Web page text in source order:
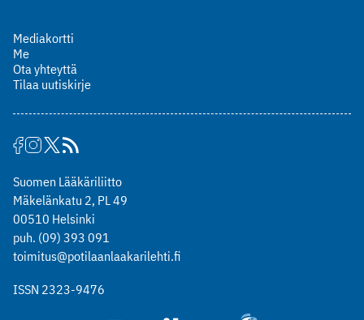
Mediakortti
Me
Ota yhteyttä
Tilaa uutiskirje
Suomen Lääkäriliitto
Mäkelänkatu 2, PL 49
00510 Helsinki
puh. (09) 393 091
toimitus@potilaanlaakarilehti.fi
ISSN 2323-9476